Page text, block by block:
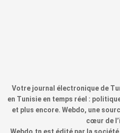
Votre journal électronique de
en Tunisie en temps réel :
et plus encore. Webdo, une
cœur de
Webdo.tn est édité par la société